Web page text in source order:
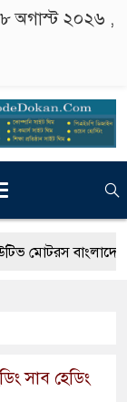
অগাস্ট ২০২৬ ,
মোটরস বাংলাদেশে
পোশাকের বড়
সাব হেডিং